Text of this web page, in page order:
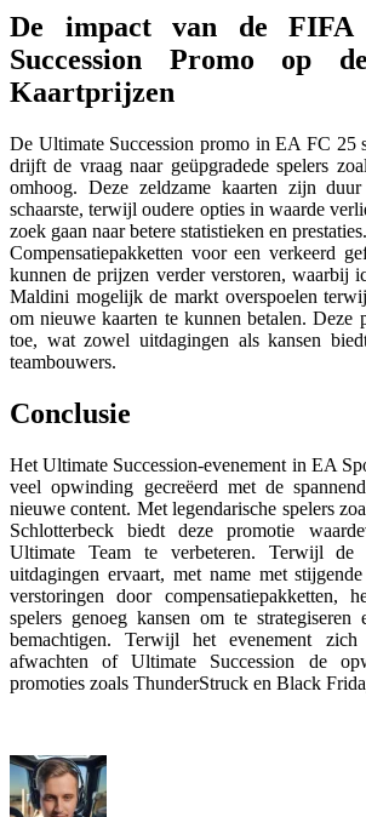
De impact van de FIFA
Succession Promo op
Kaartprijzen
De Ultimate Succession promo in EA FC 25
drijft de vraag naar geüpgradede spelers
omhoog. Deze zeldzame kaarten zijn
schaarste, terwijl oudere opties in waarde
zoek gaan naar betere statistieken en prestaties.
Compensatiepakketten voor een verkeerd
kunnen de prijzen verder verstoren, waarbij
Maldini mogelijk de markt overspoelen
om nieuwe kaarten te kunnen betalen. Deze
toe, wat zowel uitdagingen als kansen
teambouwers.
Conclusie
Het Ultimate Succession-evenement in EA
veel opwinding gecreëerd met de
nieuwe content. Met legendarische spelers
Schlotterbeck biedt deze promotie
Ultimate Team te verbeteren. Terwijl de
uitdagingen ervaart, met name met
verstoringen door compensatiepakketten,
spelers genoeg kansen om te
bemachtigen. Terwijl het evenement
afwachten of Ultimate Succession de
promoties zoals ThunderStruck en Black